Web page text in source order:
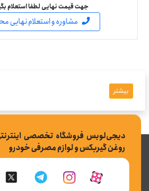
جهت قیمت نهایی لطفا استعلام
مشاوره و استعلام نهایی
بیشتر
دیجی‌لوبس فروشگاه تخصصی
روغن گیربکس و لوازم مصرفی خودرو